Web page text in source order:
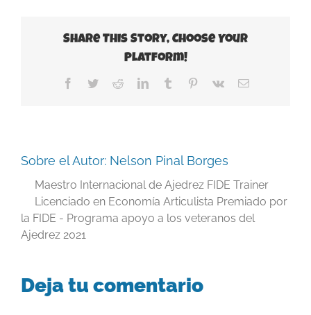
Share This Story, Choose Your
Platform!
Facebook
TwitterRedditLinkedInTumblr Pinterest
Vk
Correo
Sobre el Autor: Nelson Pinal Borges
Maestro Internacional de Ajedrez FIDE Trainer
Licenciado en Economía Articulista Premiado por
la FIDE - Programa apoyo a los veteranos del
Ajedrez 2021
Deja tu comentario